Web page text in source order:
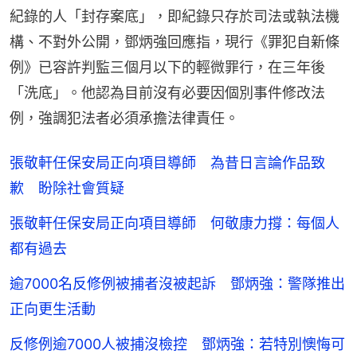
紀錄的人「封存案底」，即紀錄只存於司法或執法機
構、不對外公開，鄧炳強回應指，現行《罪犯自新條
例》已容許判監三個月以下的輕微罪行，在三年後
「洗底」。他認為目前沒有必要因個別事件修改法
例，強調犯法者必須承擔法律責任。
張敬軒任保安局正向項目導師 為昔日言論作品致
歉 盼除社會質疑
張敬軒任保安局正向項目導師 何敬康力撐：每個人
都有過去
逾7000名反修例被捕者沒被起訴 鄧炳強：警隊推出
正向更生活動
反修例逾7000人被捕沒檢控 鄧炳強：若特別懊悔可